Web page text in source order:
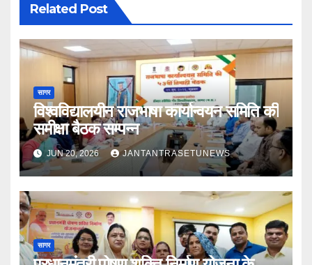
Related Post
सागर
विश्वविद्यालयीन राजभाषा कार्यान्वयन समिति की
समीक्षा बैठक सम्पन्न
JUN 20, 2026 JANTANTRASETUNEWS
सागर